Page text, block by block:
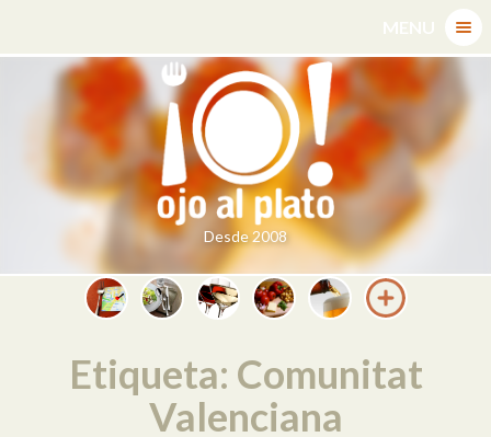
content
MENU
Desde 2008
Etiqueta: Comunitat
Valenciana